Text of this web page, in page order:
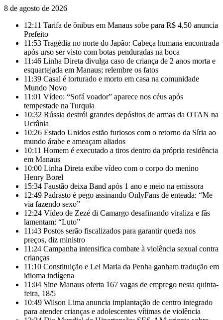
8 de agosto de 2026
12:11 Tarifa de ônibus em Manaus sobe para R$ 4,50 anuncia
Prefeito
11:53 Tragédia no norte do Japão: Cabeça humana encontrada
após urso ser visto com botas penduradas na boca
11:46 Linha Direta divulga caso de criança de 2 anos morta e
esquartejada em Manaus; relembre os fatos
11:39 Casal é torturado e morto em casa na comunidade
Mundo Novo
11:01 Vídeo: “Sofá voador” aparece nos céus após
tempestade na Turquia
10:32 Rússia destrói grandes depósitos de armas da OTAN na
Ucrânia
10:26 Estado Unidos estão furiosos com o retorno da Síria ao
mundo árabe e ameaçam aliados
10:11 Homem é executado a tiros dentro da própria residência
em Manaus
10:00 Linha Direta exibe vídeo com o corpo do menino
Henry Borel
15:34 Faustão deixa Band após 1 ano e meio na emissora
12:49 Padrasto é pego assinando OnlyFans de enteada: “Me
via fazendo sexo”
12:24 Vídeo de Zezé di Camargo desafinando viraliza e fãs
lamentam: “Luto”
11:43 Postos serão fiscalizados para garantir queda nos
preços, diz ministro
11:24 Campanha intensifica combate à violência sexual contra
crianças
11:10 Constituição e Lei Maria da Penha ganham tradução em
idioma indígena
11:04 Sine Manaus oferta 167 vagas de emprego nesta quinta-
feira, 18/5
10:49 Wilson Lima anuncia implantação de centro integrado
para atender crianças e adolescentes vítimas de violência